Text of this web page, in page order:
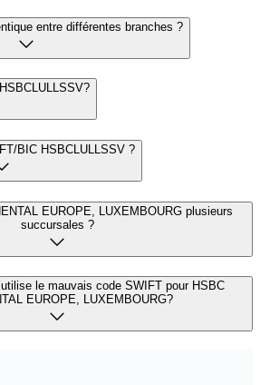
entre différentes branches ?
BIC HSBCLULLSSV ?
EUROPE, LUXEMBOURG plusieurs
succursales ?
le mauvais code SWIFT pour HSBC
EUROPE, LUXEMBOURG?